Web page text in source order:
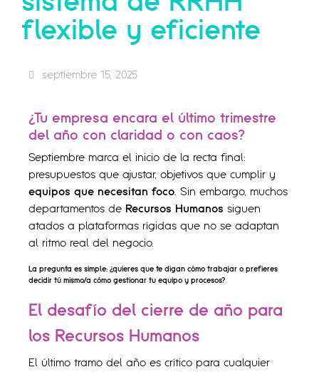
flexible y eficiente
septiembre 15, 2025
¿Tu empresa encara el último trimestre
del año con claridad o con caos?
Septiembre marca el inicio de la recta final:
presupuestos que ajustar, objetivos que cumplir y
equipos que necesitan foco. Sin embargo, muchos
departamentos de Recursos Humanos siguen
atados a plataformas rígidas que no se adaptan
al ritmo real del negocio.
La pregunta es simple: ¿quieres que te digan cómo trabajar o prefieres
decidir tú mismo/a cómo gestionar tu equipo y procesos?
El desafío del cierre de año para
los Recursos Humanos
El último tramo del año es crítico para cualquier